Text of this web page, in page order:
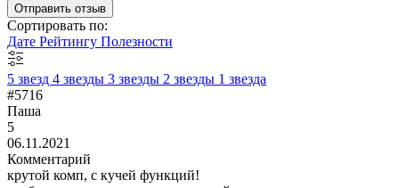
Отправить отзыв
Сортировать по:
Дате Рейтингу Полезности
5 звезд 4 звезды 3 звезды 2 звезды 1 звезда
#5716
Паша
5
06.11.2021
Комментарий
крутой комп, с кучей функций!